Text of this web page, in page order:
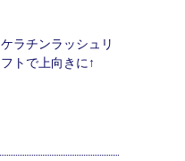
ケラチンラッシュリ
フトで上向きに↑